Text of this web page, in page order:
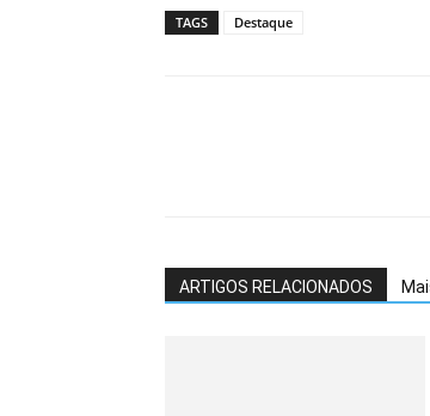
TAGS Destaque
ARTIGOS RELACIONADOS